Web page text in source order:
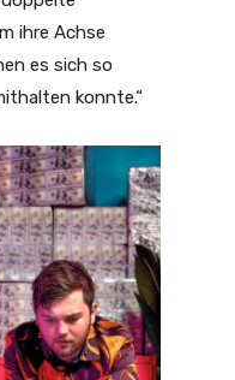
ihre Achse
es sich so
konnte.“